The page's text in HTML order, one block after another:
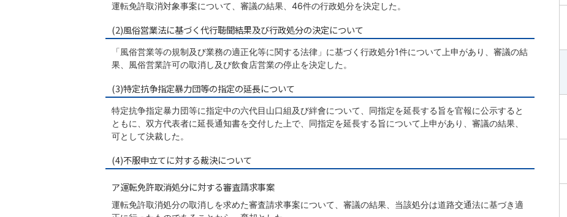
運転免許取消対象事案について、審議の結果、46件の行政処分を決定した。
(2)風俗営業法に基づく代行聴聞結果及び行政処分の決定について
「風俗営業等の規制及び業務の適正化等に関する法律」に基づく行政処分1件について上申があり、審議の結
果、風俗営業許可の取消し及び飲食店営業の停止を決定した。
(3)特定抗争指定暴力団等の指定の延長について
特定抗争指定暴力団等に指定中の六代目山口組及び絆會について、同指定を延長する旨を官報に公示すると
ともに、双方代表者に延長通知書を交付した上で、同指定を延長する旨について上申があり、審議の結果、
可として決裁した。
(4)不服申立てに対する裁決について
ア運転免許取消処分に対する審査請求事案
運転免許取消処分の取消しを求めた審査請求事案について、審議の結果、当該処分は道路交通法に基づき適